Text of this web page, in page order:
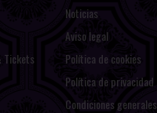
Tickets
Noticias
Aviso legal
Política de cookies
Política de privacidad
Condiciones generales